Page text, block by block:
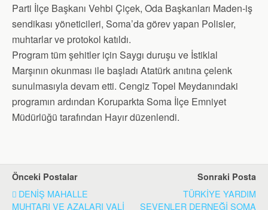
Parti İlçe Başkanı Vehbi Çiçek, Oda Başkanları Maden-iş
sendikası yöneticileri, Soma’da görev yapan Polisler,
muhtarlar ve protokol katıldı.
Program tüm şehitler için Saygı duruşu ve İstiklal
Marşının okunması ile başladı Atatürk anıtına çelenk
sunulmasıyla devam etti. Cengiz Topel Meydanındaki
programın ardından Koruparkta Soma İlçe Emniyet
Müdürlüğü tarafından Hayır düzenlendi.
Önceki Postalar
DENİŞ MAHALLE
MUHTARI VE AZALARI VALİ
Sonraki Posta
TÜRKİYE YARDIM
SEVENLER DERNEĞİ SOMA